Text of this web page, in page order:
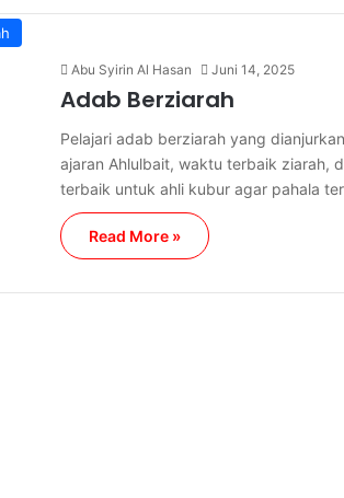
Abu Syirin Al Hasan Juni 14, 2025
Adab Berziarah
Pelajari adab berziarah yang
ajaran Ahlulbait, waktu terbaik ziarah,
terbaik untuk ahli kubur agar pahala
Read More »